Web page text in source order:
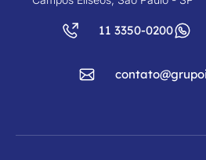
11 3350-0200